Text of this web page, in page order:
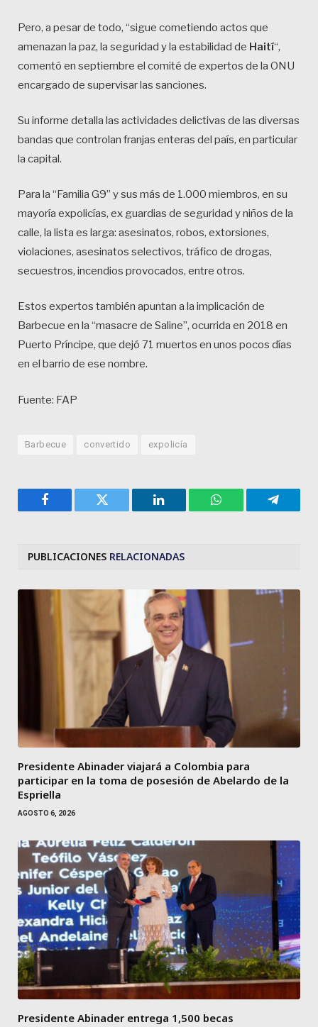
Pero, a pesar de todo, “sigue cometiendo actos que
amenazan la paz, la seguridad y la estabilidad de Haití“,
comentó en septiembre el comité de expertos de la ONU
encargado de supervisar las sanciones.
Su informe detalla las actividades delictivas de las diversas
bandas que controlan franjas enteras del país, en particular
la capital.
Para la “Familia G9” y sus más de 1.000 miembros, en su
mayoría expolicías, ex guardias de seguridad y niños de la
calle, la lista es larga: asesinatos, robos, extorsiones,
violaciones, asesinatos selectivos, tráfico de drogas,
secuestros, incendios provocados, entre otros.
Estos expertos también apuntan a la implicación de
Barbecue en la “masacre de Saline”, ocurrida en 2018 en
Puerto Príncipe, que dejó 71 muertos en unos pocos días
en el barrio de ese nombre.
Fuente: FAP
Barbecue convertido expolicía
Facebook Twitter LinkedIn WhatsApp
PUBLICACIONES RELACIONADAS
Presidente Abinader viajará a Colombia para
participar en la toma de posesión de Abelardo de la
Espriella
AGOSTO 6, 2026
Presidente Abinader entrega 1,500 becas